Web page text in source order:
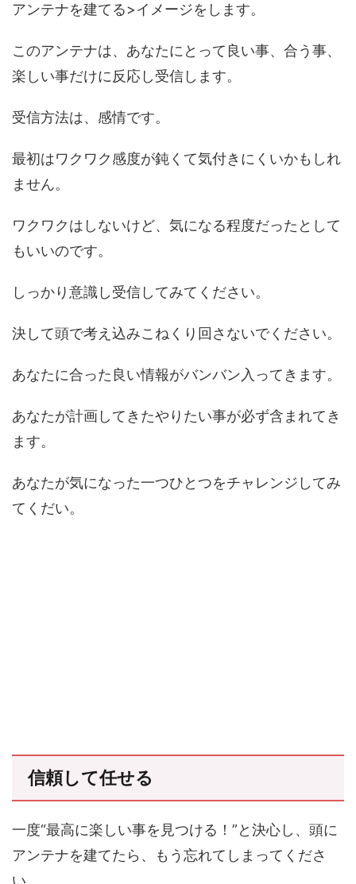
アンテナを建てる>イメージをします。
このアンテナは、あなたにとって良い事、合う事、
楽しい事だけに反応し受信します。
受信方法は、感情です。
最初はワクワク感度が鈍くて気付きにくいかもしれ
ません。
ワクワクはしないけど、気になる程度だったとして
もいいのです。
しっかり意識し受信してみてください。
決して頭で考え込みこねくり回さないでください。
あなたに合った良い情報がバンバン入ってきます。
あなたが計画してきたやりたい事が必ず含まれてき
ます。
あなたが気になった一つひとつをチャレンジしてみ
てくだい。
信頼して任せる
一度“最高に楽しい事を見つける！”と決心し、頭に
アンテナを建てたら、もう忘れてしまってくださ